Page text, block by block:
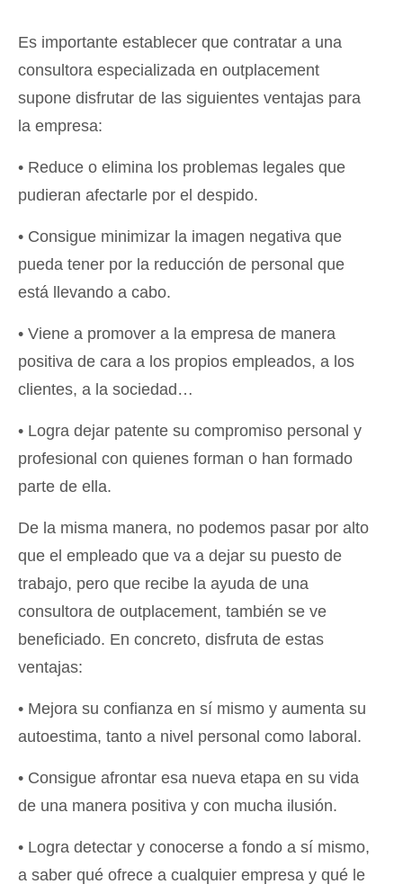
Es importante establecer que contratar a una
consultora especializada en outplacement
supone disfrutar de las siguientes ventajas para
la empresa:
• Reduce o elimina los problemas legales que
pudieran afectarle por el despido.
• Consigue minimizar la imagen negativa que
pueda tener por la reducción de personal que
está llevando a cabo.
• Viene a promover a la empresa de manera
positiva de cara a los propios empleados, a los
clientes, a la sociedad…
• Logra dejar patente su compromiso personal y
profesional con quienes forman o han formado
parte de ella.
De la misma manera, no podemos pasar por alto
que el empleado que va a dejar su puesto de
trabajo, pero que recibe la ayuda de una
consultora de outplacement, también se ve
beneficiado. En concreto, disfruta de estas
ventajas:
• Mejora su confianza en sí mismo y aumenta su
autoestima, tanto a nivel personal como laboral.
• Consigue afrontar esa nueva etapa en su vida
de una manera positiva y con mucha ilusión.
• Logra detectar y conocerse a fondo a sí mismo,
a saber qué ofrece a cualquier empresa y qué le